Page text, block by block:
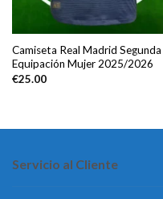
Camiseta Real Madrid Segunda
Equipación Mujer 2025/2026
€25.00
Servicio al Cliente